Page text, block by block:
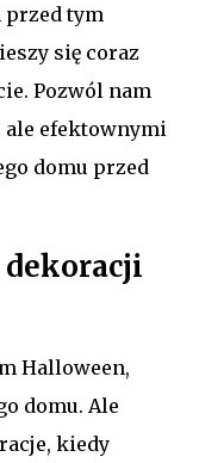
przed tym
się coraz
Pozwól nam
efektownymi
domu przed
dekoracji
Halloween,
domu. Ale
kiedy